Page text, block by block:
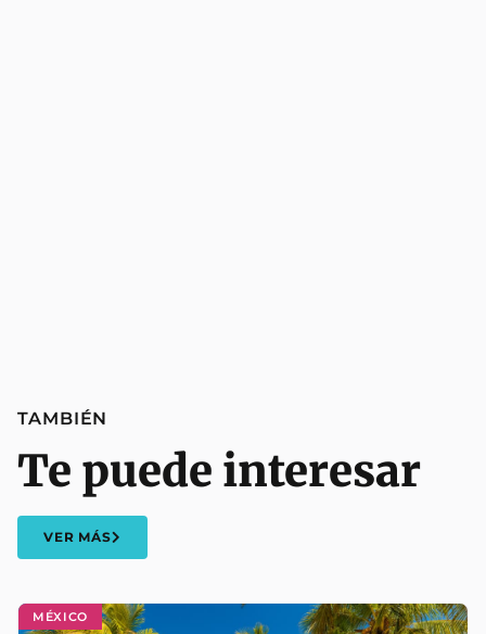
MÉXICO
TAMBIÉN
Te puede interesar
VER MÁS